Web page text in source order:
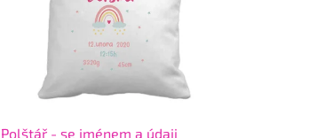
Polštář - se jménem a údaji